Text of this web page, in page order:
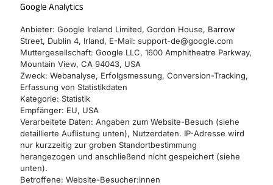
Google Analytics
Anbieter: Google Ireland Limited, Gordon House, Barrow
Street, Dublin 4, Irland, E-Mail: support-de@google.com
Muttergesellschaft: Google LLC, 1600 Amphitheatre Parkway,
Mountain View, CA 94043, USA
Zweck: Webanalyse, Erfolgsmessung, Conversion-Tracking,
Erfassung von Statistikdaten
Kategorie: Statistik
Empfänger: EU, USA
Verarbeitete Daten: Angaben zum Website-Besuch (siehe
detaillierte Auflistung unten), Nutzerdaten. IP-Adresse wird
nur kurzzeitig zur groben Standortbestimmung
herangezogen und anschließend nicht gespeichert (siehe
unten).
Betroffene: Website-Besucher:innen